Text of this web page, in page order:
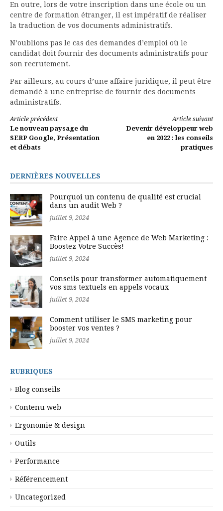
En outre, lors de votre inscription dans une école ou un
centre de formation étranger, il est impératif de réaliser
la traduction de vos documents administratifs.
N’oublions pas le cas des demandes d’emploi où le
candidat doit fournir des documents administratifs pour
son recrutement.
Par ailleurs, au cours d’une affaire juridique, il peut être
demandé à une entreprise de fournir des documents
administratifs.
Lire
la
Article précédent
Le nouveau paysage du
SERP Google, Présentation
et débats
Article suivant
Devenir développeur web
en 2022 : les conseils
pratiques
DERNIÈRES NOUVELLES
Pourquoi un contenu de qualité est crucial
dans un audit Web ?
juillet 9, 2024
Faire Appel à une Agence de Web Marketing :
Boostez Votre Succès!
juillet 9, 2024
Conseils pour transformer automatiquement
vos sms textuels en appels vocaux
juillet 9, 2024
Comment utiliser le SMS marketing pour
booster vos ventes ?
juillet 9, 2024
RUBRIQUES
Blog conseils
Contenu web
Ergonomie & design
Outils
Performance
Référencement
Uncategorized